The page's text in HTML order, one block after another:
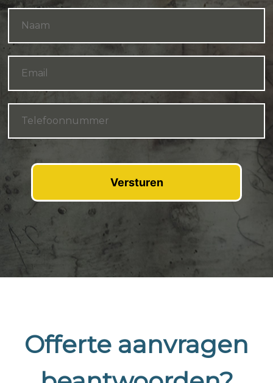
Offerte aanvragen